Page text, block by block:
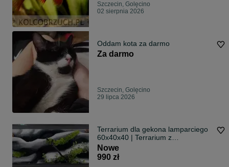
Szczecin, Golęcino
02 sierpnia 2026
Oddam kota za darmo
Za darmo
Szczecin, Golęcino
29 lipca 2026
Terrarium dla gekona lamparciego
60x40x40 | Terrarium z
wyposażeniem | Gekon Lamparci |
Wąż zbożowy | Pyton Królewski |
TW21K, AquaWaves
Nowe
990 zł